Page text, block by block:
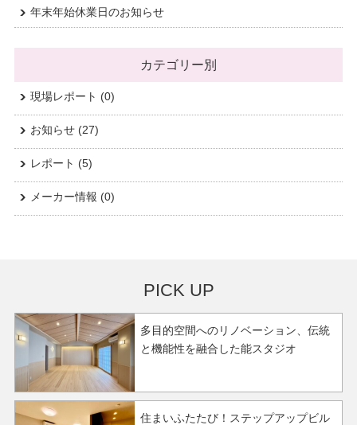
年末年始休業日のお知らせ
カテゴリー別
現場レポート (0)
お知らせ(27)
レポート (5)
メーカー情報 (0)
PICK UP
多目的空間へのリノベーション、伝統
と機能性を融合した能スタジオ
住まいふたたび！ステップアップビル